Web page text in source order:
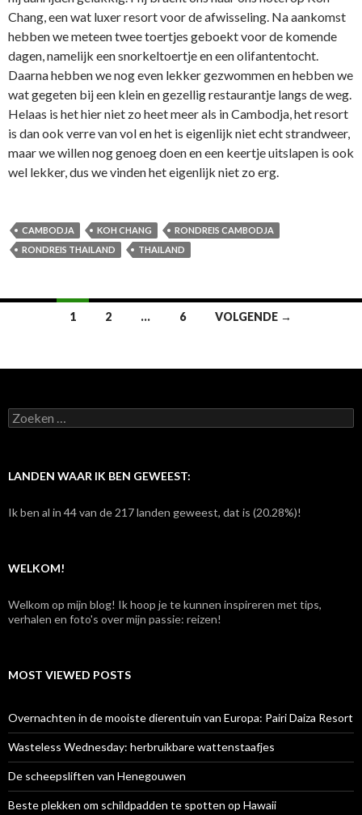
Chang, een wat luxer resort voor de afwisseling. Na aankomst
hebben we meteen twee toertjes geboekt voor de komende
dagen, namelijk een snorkeltoertje en een olifantentocht.
Daarna hebben we nog even lekker gezwommen en hebben we
wat gegeten bij een klein en gezellig restaurantje langs de weg.
Helaas is het hier niet zo heet meer als in Cambodja, het resort
is dan ook verre van vol en het is eigenlijk niet echt strandweer,
maar we willen nog genoeg doen en een keertje uitslapen is ook
wel lekker, dus we vinden het eigenlijk niet zo erg.
CAMBODJA KOH CHANG
RONDREIS CAMBODJA
RONDREIS THAILAND
THAILAND
1 2 … 6 VOLGENDE →
Z
o
e
a
LANDEN WAAR IK BEN GEWEEST:
Ik ben al in 44 van de 217 landen geweest, dat is (20.28%)!
WELKOM!
Welkom op mijn blog! Ik hoop je te kunnen inspireren met tips,
verhalen en foto's over mijn passie: reizen!
MOST VIEWED POSTS
Overnachten in de mooiste dierentuin van Europa: Pairi Daiza Resort
Wasteless Wednesday: herbruikbare wattenstaafjes
De scheepsliften van Henegouwen
Beste plekken om schildpadden te spotten op Hawaii